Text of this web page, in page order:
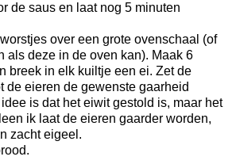
de saus en laat nog 5 minuten
over een grote ovenschaal (of
als deze in de oven kan). Maak 6
breek in elk kuiltje een ei. Zet de
de eieren de gewenste gaarheid
is dat het eiwit gestold is, maar het
ik laat de eieren gaarder worden,
zacht eigeel.